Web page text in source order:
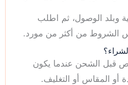
وبلد الوصول، ثم اطلب
من أكثر من مورد.
قبل الشحن عندما يكون
أو المقاس أو التغليف.